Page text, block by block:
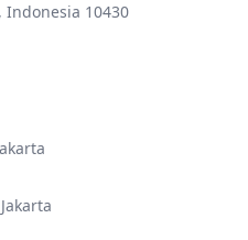
Indonesia 10430